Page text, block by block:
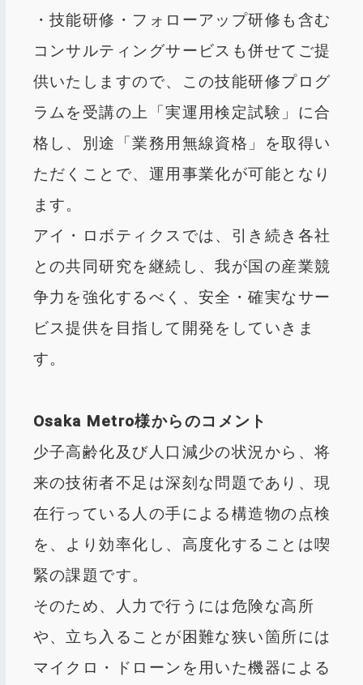
・技能研修・フォローアップ研修も含む
コンサルティングサービスも併せてご提
供いたしますので、この技能研修プログ
ラムを受講の上「実運用検定試験」に合
格し、別途「業務用無線資格」を取得い
ただくことで、運用事業化が可能となり
ます。
アイ・ロボティクスでは、引き続き各社
との共同研究を継続し、我が国の産業競
争力を強化するべく、安全・確実なサー
ビス提供を目指して開発をしていきま
す。
Osaka Metro様からのコメント
少子高齢化及び人口減少の状況から、将
来の技術者不足は深刻な問題であり、現
在行っている人の手による構造物の点検
を、より効率化し、高度化することは喫
緊の課題です。
そのため、人力で行うには危険な高所
や、立ち入ることが困難な狭い箇所には
マイクロ・ドローンを用いた機器による